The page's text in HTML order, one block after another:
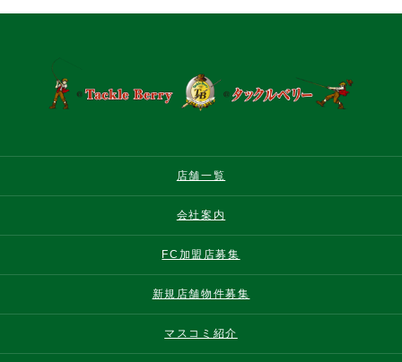
店舗一覧
会社案内
FC加盟店募集
新規店舗物件募集
マスコミ紹介